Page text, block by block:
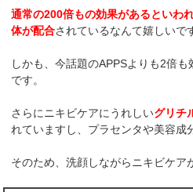
通常の200倍もの効果があるといわ
体が配合されているなんて嬉しいで
しかも、今話題のAPPSよりも2倍
です。
さらにニキビケアにうれしいグリチ
れていますし、プラセンタや美容成
そのため、洗顔しながらニキビケア